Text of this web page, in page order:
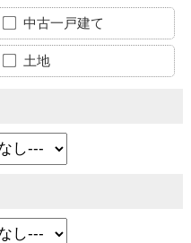
中古一戸建て
土地